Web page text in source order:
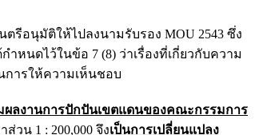
ตรีอนุมัติให้ไปลงนามรับรอง MOU 2543 ซึ่ง
หนดไว้ในข้อ 7 (8) ว่าเรื่องที่เกี่ยวกับความ
การให้ความเห็นชอบ
ลงานการปักปันเขตแดนของคณะกรรมการ
น 1 : 200,000 จึงเป็นการเปลี่ยนแปลง